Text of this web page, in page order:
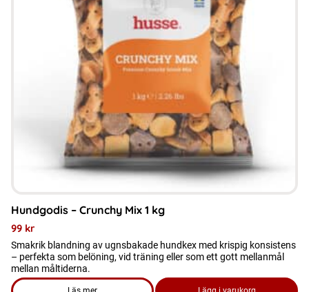
Hundgodis – Crunchy Mix 1 kg
99 kr
Smakrik blandning av ugnsbakade hundkex med krispig konsistens
– perfekta som belöning, vid träning eller som ett gott mellanmål
mellan måltiderna.